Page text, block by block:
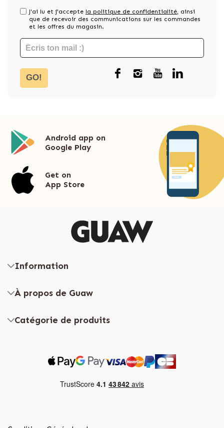
J'ai lu et j'accepte la politique de confidentialité, ainsi
que de recevoir des communications sur les commandes
et les offres du magasin.
GO!
Android app on
Google Play
Get on
App Store
Information
À propos de Guaw
Catégorie de produits